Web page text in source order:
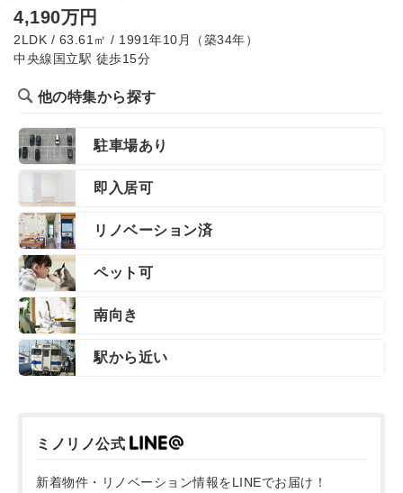
4,190万円
2LDK / 63.61㎡ / 1991年10月（築34年）
中央線国立駅 徒歩15分
他の特集から探す
駐車場あり
即入居可
リノベーション済
ペット可
南向き
駅から近い
ミノリノ公式
新着物件・リノベーション情報をLINEでお届け！